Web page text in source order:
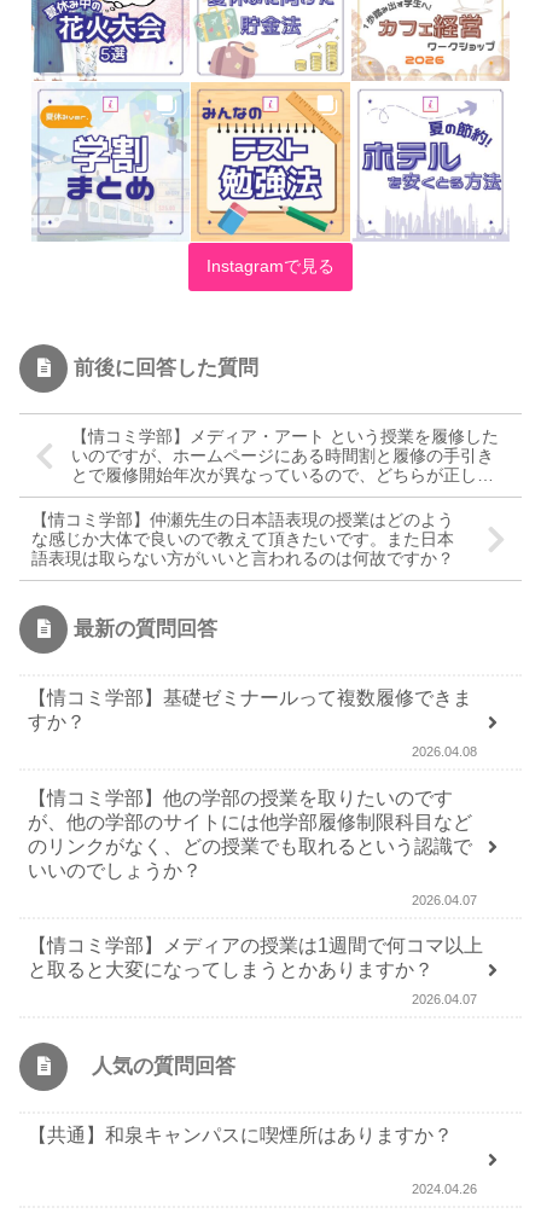
Instagramで見る
前後に回答した質問
【情コミ学部】メディア・アート という授業を履修した
いのですが、ホームページにある時間割と履修の手引き
とで履修開始年次が異なっているので、どちらが正しい
かわかりません。教えていただきたいです！
【情コミ学部】仲瀬先生の日本語表現の授業はどのよう
な感じか大体で良いので教えて頂きたいです。また日本
語表現は取らない方がいいと言われるのは何故ですか？
最新の質問回答
【情コミ学部】基礎ゼミナールって複数履修できま
すか？
2026.04.08
【情コミ学部】他の学部の授業を取りたいのです
が、他の学部のサイトには他学部履修制限科目など
のリンクがなく、どの授業でも取れるという認識で
いいのでしょうか？
2026.04.07
【情コミ学部】メディアの授業は1週間で何コマ以上
と取ると大変になってしまうとかありますか？
2026.04.07
人気の質問回答
【共通】和泉キャンパスに喫煙所はありますか？
2024.04.26